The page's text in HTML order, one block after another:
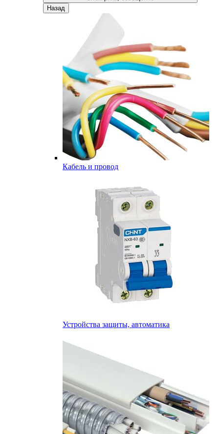
Назад
Кабель и провод
Устройства защиты, автоматика